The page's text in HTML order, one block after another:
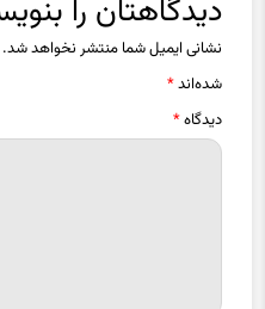
نشانی ایمیل شما منتشر نخواهد شد.
شده‌اند*
دیدگاه*